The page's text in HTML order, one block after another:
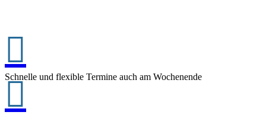

Schnelle und flexible Termine auch am Wochenende
